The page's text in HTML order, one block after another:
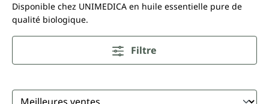
Disponible chez UNIMEDICA en huile essentielle pure de
qualité biologique.
Filtre